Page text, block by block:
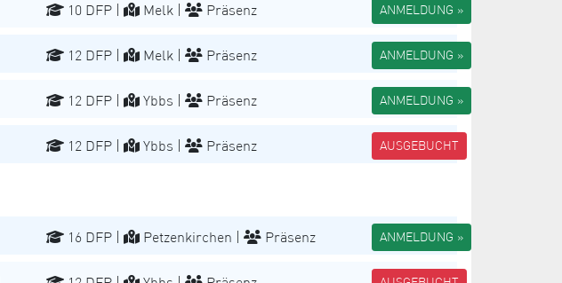
10 DFP | Melk | Präsenz ANMELDUNG »
12 DFP | Melk | Präsenz ANMELDUNG »
12 DFP | Ybbs | Präsenz ANMELDUNG »
12 DFP | Ybbs | Präsenz AUSGEBUCHT
16 DFP | Petzenkirchen | Präsenz ANMELDUNG »